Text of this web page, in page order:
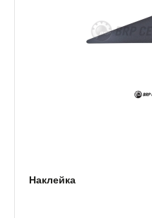
Наклейка